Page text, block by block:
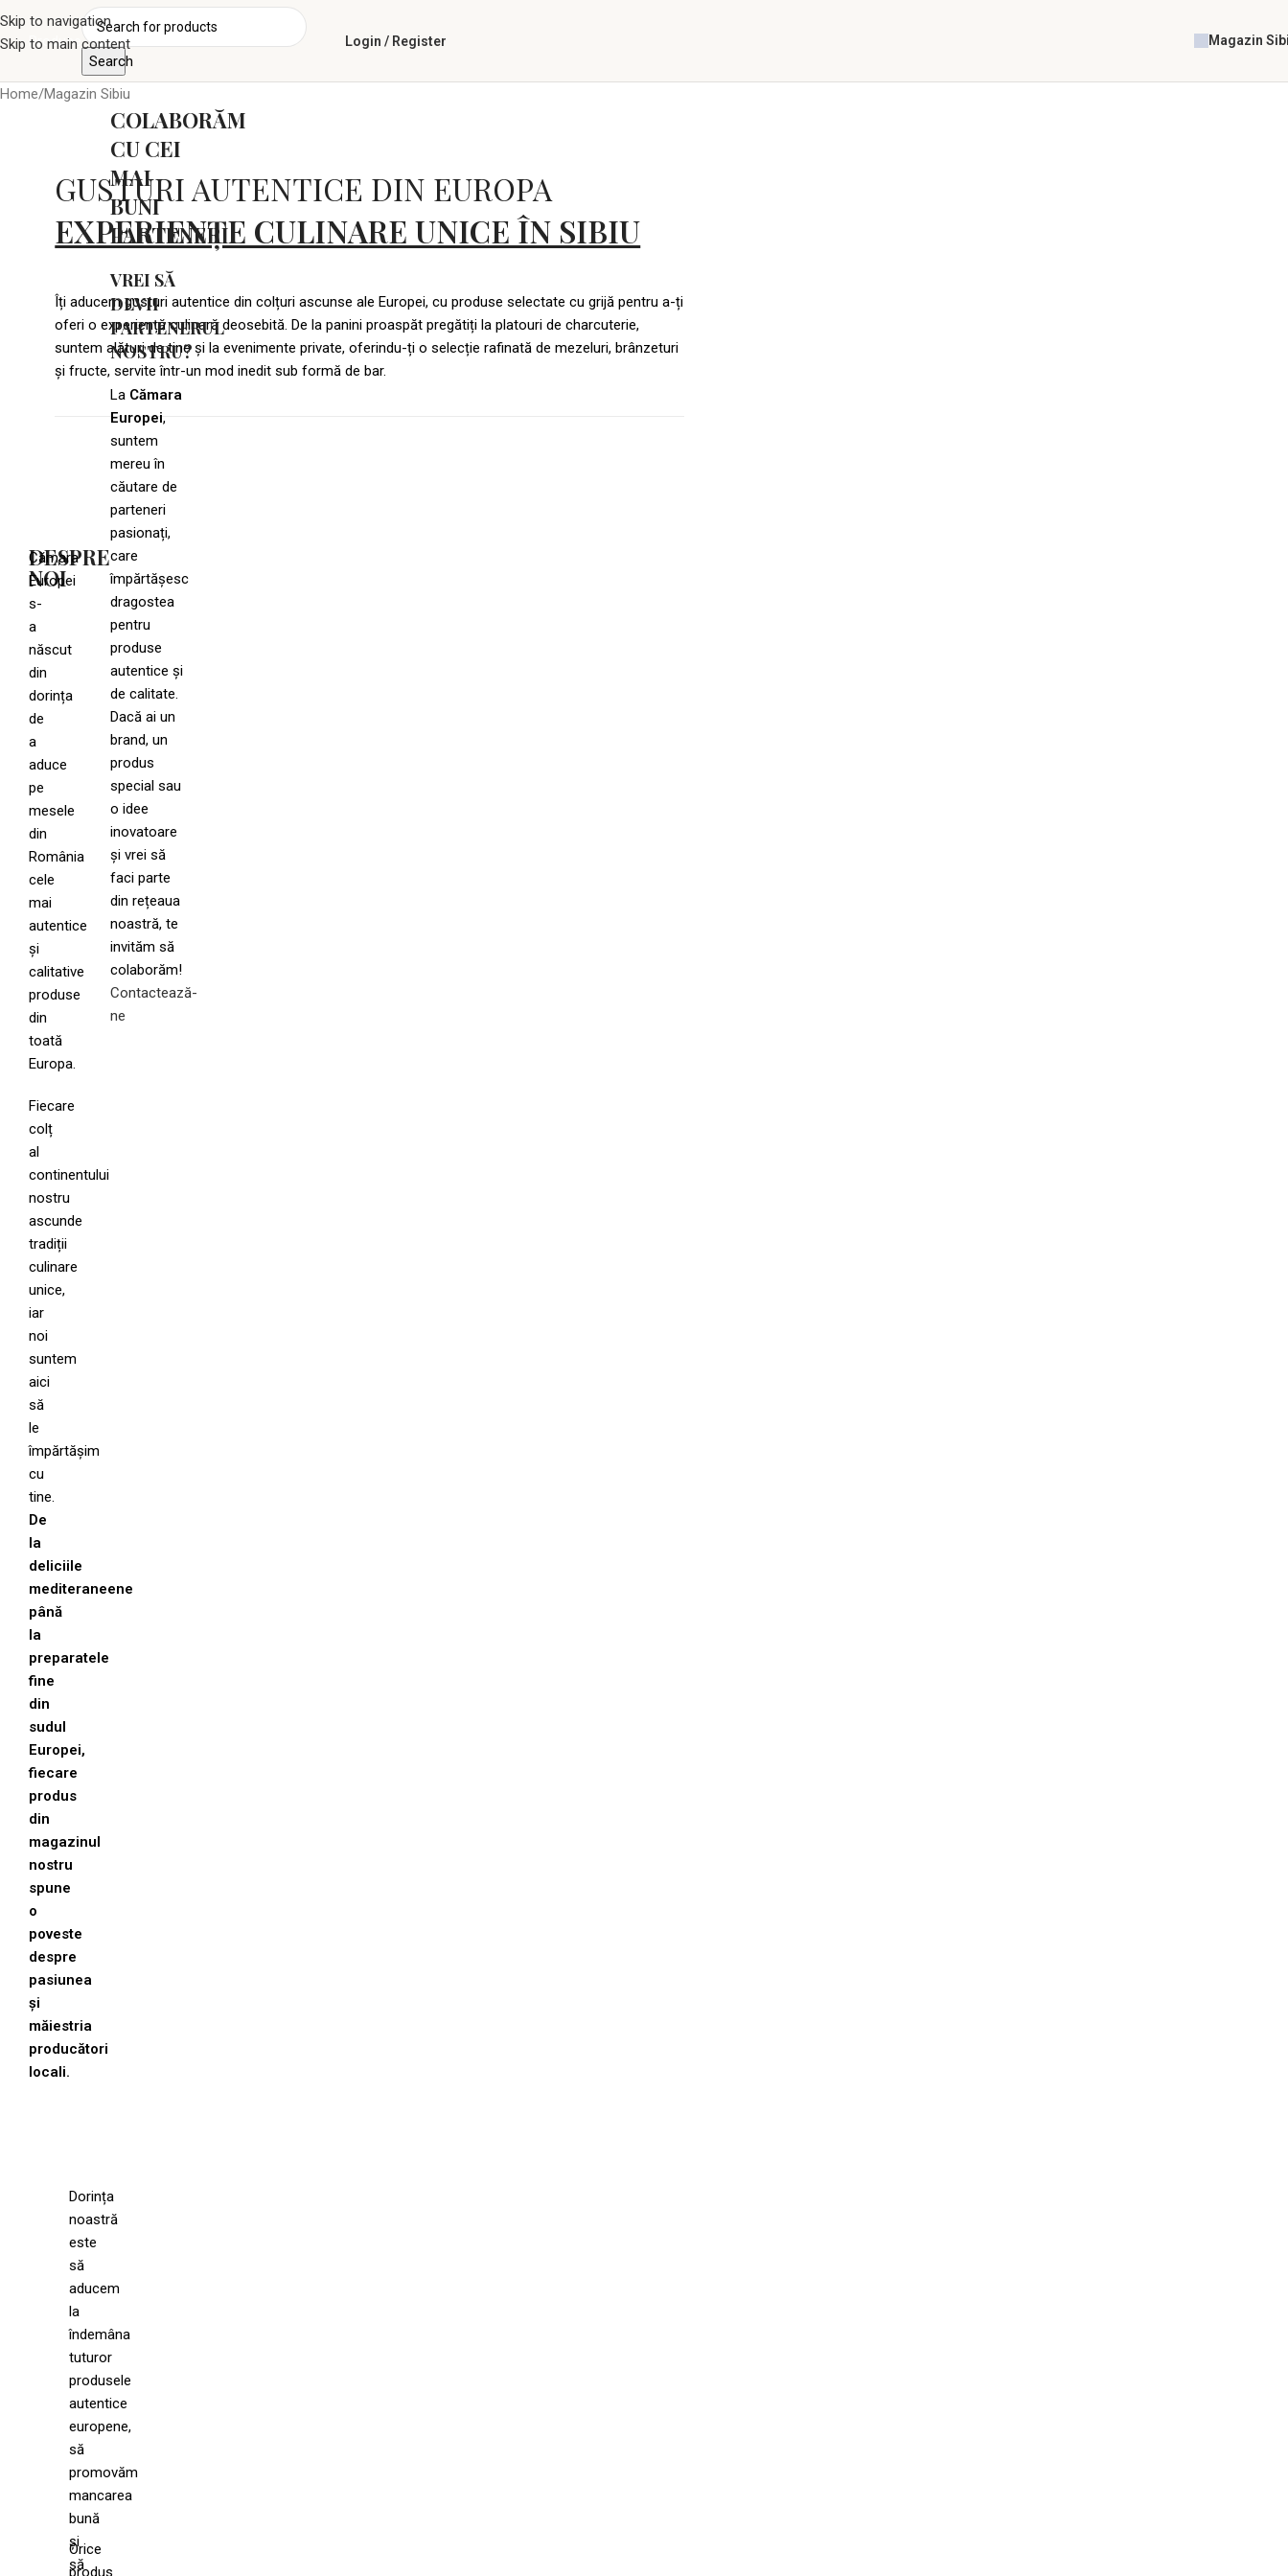
Skip to navigation
Skip to main content
Produse
Search
Login / Register Magazin
Home Magazin Sibiu
GUSTURI AUTENTICE DIN EUROPA
EXPERIENȚE CULINARE UNICE ÎN SIBIU
Îți aducem gusturi autentice din colțuri ascunse ale Europei, cu produse selectate cu grijă pentru a-ți
oferi o experiență culinară deosebită. De la panini proaspăt pregătiți la platouri de charcuterie,
suntem alături de tine și la evenimente private, oferindu-ți o selecție rafinată de mezeluri, brânzeturi
și fructe, servite într-un mod inedit sub formă de bar.
DESPRE
NOI
Cămara
Europei
s-
a
născut
din
dorința
de
a
aduce
pe
mesele
din
România
cele
mai
autentice
și
calitative
produse
din
toată
Europa.
Fiecare
colț
al
continentului
nostru
ascunde
tradiții
culinare
unice,
iar
noi
suntem
aici
să
le
împărtășim
cu
tine.
De
la
deliciile
mediteraneene
până
la
preparatele
fine
din
sudul
Europei,
fiecare
produs
din
magazinul
nostru
spune
o
poveste
despre
pasiunea
și
măiestria
producători
locali.
Dorința
noastră
este
să
aducem
la
îndemâna
tuturor
produsele
autentice
europene,
să
promovăm
mancarea
bună
și
să
Orice
produs
COLABORĂM
CU CEI
MAI
BUNI
PARTENERI
VREI SĂ
DEVII
PARTENERUL
NOSTRU?
La Cămara
Europei,
suntem
mereu în
căutare de
parteneri
pasionați,
care
împărtășesc
dragostea
pentru
produse
autentice și
de calitate.
Dacă ai un
brand, un
produs
special sau
o idee
inovatoare
și vrei să
faci parte
din rețeaua
noastră, te
invităm să
colaborăm!
Contactează-
ne